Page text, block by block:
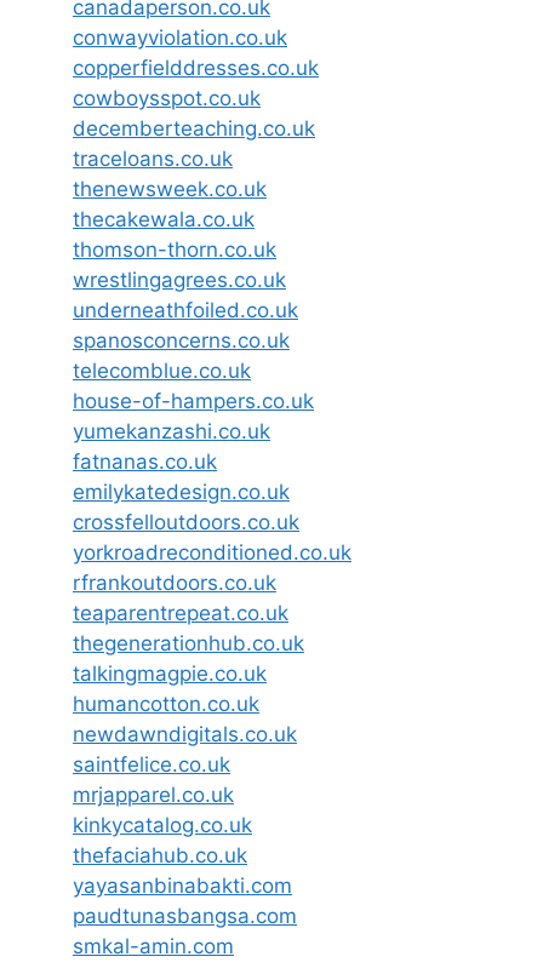
canadaperson.co.uk
conwayviolation.co.uk
copperfielddresses.co.uk
cowboysspot.co.uk
decemberteaching.co.uk
traceloans.co.uk
thenewsweek.co.uk
thecakewala.co.uk
thomson-thorn.co.uk
wrestlingagrees.co.uk
underneathfoiled.co.uk
spanosconcerns.co.uk
telecomblue.co.uk
house-of-hampers.co.uk
yumekanzashi.co.uk
fatnanas.co.uk
emilykatedesign.co.uk
crossfelloutdoors.co.uk
yorkroadreconditioned.co.uk
rfrankoutdoors.co.uk
teaparentrepeat.co.uk
thegenerationhub.co.uk
talkingmagpie.co.uk
humancotton.co.uk
newdawndigitals.co.uk
saintfelice.co.uk
mrjapparel.co.uk
kinkycatalog.co.uk
thefaciahub.co.uk
yayasanbinabakti.com
paudtunasbangsa.com
smkal-amin.com